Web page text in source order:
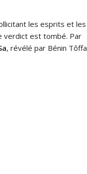
les esprits et les
verdict est tombé. Par
, révélé par Bénin Tôffa